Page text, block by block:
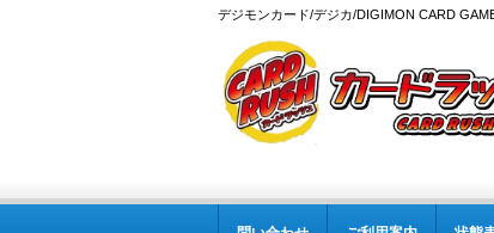
デジモンカード/デジカ/DIGIMON CARD